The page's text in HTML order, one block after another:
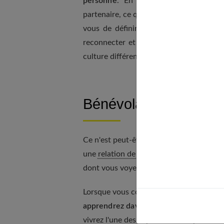
partenaire, ce qui vous rapprochera et
vous de définir exactement ce que
reconnecter et de garder une
culture différente de celle où vous vivez
Bénévolat et monde
Ce n'est peut-être pas la première
une relation de couple
dont vous voyez les choses et le monde.
Lorsque vous consacrerez tous les
apprendrez davantage l'un sur l'autre
vivrez l'une des expériences les plus